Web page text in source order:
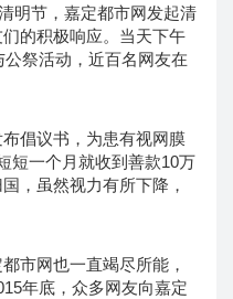
明节，嘉定都市网发起清
的积极响应。当天下午
祭活动，近百名网友在
倡议书，为患有视网膜
短一个月就收到善款10万
，虽然视力有所下降，
市网也一直竭尽所能，
年底，众多网友向嘉定